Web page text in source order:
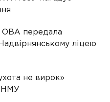
ОВА передала
ліцею
не вирок»